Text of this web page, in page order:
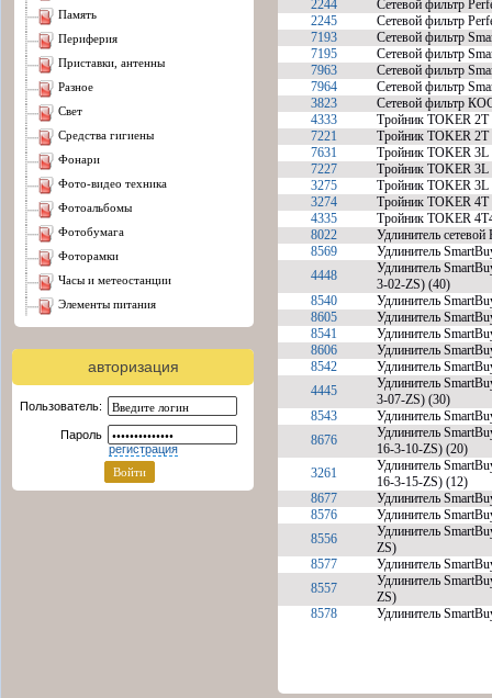
память
периферия
приставки, антенны
разное
свет
средства гигиены
фонари
фото-видео техника
фотоальбомы
фотобумага
фоторамки
часы и метеостанции
элементы питания
авторизация
Пользователь:
Пароль
регистрация
2244
Сетевой фильтр
2245
Сетевой фильтр
7193
Сетевой фильтр
7195
Сетевой фильтр
7963
Сетевой фильтр
7964
Сетевой фильтр
3823
Сетевой фильтр
4333
Тройник TOKER 2T
7221
Тройник TOKER 2T
7631
Тройник TOKER 3L
7227
Тройник TOKER 3L
3275
Тройник TOKER 3L
3274
Тройник TOKER 4T
4335
Тройник TOKER
8022
Удлинитель
8569
Удлинитель
4448
Удлинитель
3-02-ZS) (40)
8540
Удлинитель
8605
Удлинитель
8541
Удлинитель
8606
Удлинитель
8542
Удлинитель
4445
Удлинитель
3-07-ZS) (30)
8543
Удлинитель
8676
Удлинитель
16-3-10-ZS) (20)
3261
Удлинитель
16-3-15-ZS) (12)
8677
Удлинитель
8576
Удлинитель
8556
Удлинитель
ZS)
8577
Удлинитель
8557
Удлинитель
ZS)
8578
Удлинитель